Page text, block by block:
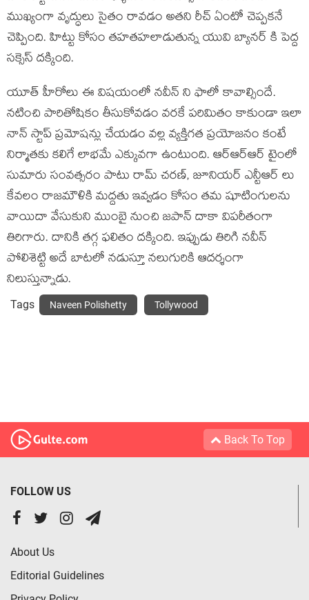
ముఖ్యంగా వృద్ధులు సైతం రావడం అతని రీచ్ ఏంటో చెప్పకనే
చెప్పింది. హిట్టు కోసం తహతహలాడుతున్న యువి బ్యానర్ కి పెద్ద
సక్సెస్ దక్కింది.
యూత్ హీరోలు ఈ విషయంలో నవీన్ ని ఫాలో కావాల్సిందే.
నటించి పారితోషికం తీసుకోవడం వరకే పరిమితం కాకుండా ఇలా
నాన్ స్టాప్ ప్రమోషన్లు చేయడం వల్ల వ్యక్తిగత ప్రయోజనం కంటే
నిర్మాతకు కలిగే లాభమే ఎక్కువగా ఉంటుంది. ఆర్ఆర్ఆర్ టైంలో
సుమారు సంవత్సరం పాటు రామ్ చరణ్, జూనియర్ ఎన్టీఆర్ లు
కేవలం రాజమౌళికి మద్దతు ఇవ్వడం కోసం తమ షూటింగులను
వాయిదా వేసుకుని ముంబై నుంచి జపాన్ దాకా విపరీతంగా
తిరిగారు. దానికి తగ్గ ఫలితం దక్కింది. ఇప్పుడు తిరిగి నవీన్
పోలిశెట్టి అదే బాటలో నడుస్తూ నలుగురికి ఆదర్శంగా
నిలుస్తున్నాడు.
Tags Naveen Polishetty Tollywood
Back To Top
FOLLOW US
About Us
Editorial Guidelines